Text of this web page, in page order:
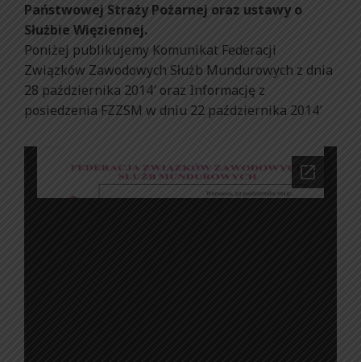
Państwowej Straży Pożarnej oraz ustawy o
Służbie Więziennej.
Poniżej publikujemy Komunikat Federacji
Związków Zawodowych Służb Mundurowych z dnia
28 października 2014′ oraz Informację z
posiedzenia FZZSM w dniu 22 października 2014′